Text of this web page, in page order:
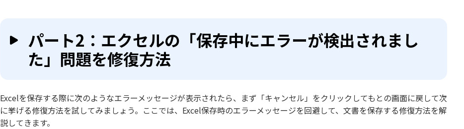
パート2：エクセルの「保存中にエラーが検出されまし
た」問題を修復方法
Excelを保存する際に次のようなエラーメッセージが表示されたら、まず「キャンセル」をクリックしてもとの画面に戻して次
に挙げる修復方法を試してみましょう。ここでは、Excel保存時のエラーメッセージを回避して、文書を保存する修復方法を解
説してきます。